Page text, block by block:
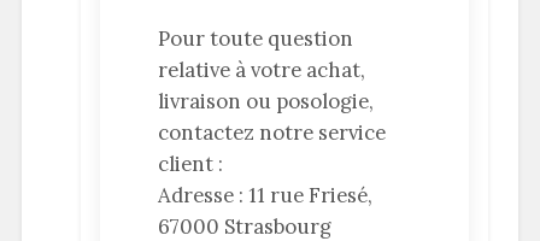
Pour toute question
relative à votre achat,
livraison ou posologie,
contactez notre service
client :
Adresse : 11 rue Friesé,
67000 Strasbourg